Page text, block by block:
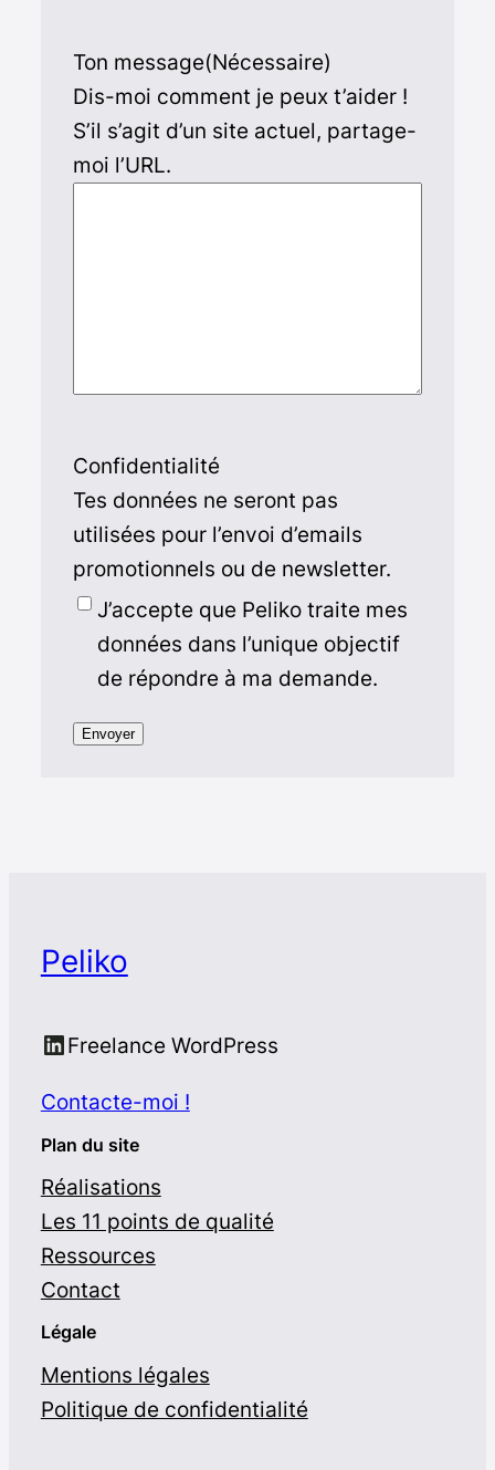
Ton message(Nécessaire)
Dis-moi comment je peux t’aider !
S’il s’agit d’un site actuel, partage-
moi l’URL.
Confidentialité
Tes données ne seront pas
utilisées pour l’envoi d’emails
promotionnels ou de newsletter.
J’accepte que Peliko traite mes
données dans l’unique objectif
de répondre à ma demande.
Envoyer
Peliko
Suis-moi sur LinkedIn Freelance WordPress
Contacte-moi !
Plan du site
Réalisations
Les 11 points de qualité
Ressources
Contact
Légale
Mentions légales
Politique de confidentialité